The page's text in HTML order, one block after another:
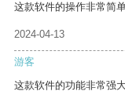
这款软件的操作非常简
2024-04-13
游客
这款软件的功能非常强